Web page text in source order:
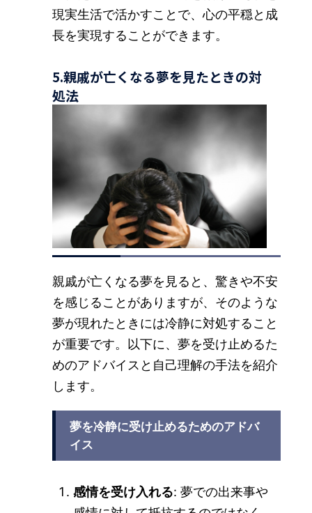
現実生活で活かすことで、心の平穏と成
長を実現することができます。
5.親戚が亡くなる夢を見たときの対
処法
親戚が亡くなる夢を見ると、驚きや不安
を感じることがありますが、そのような
夢が現れたときには冷静に対処すること
が重要です。以下に、夢を受け止めるた
めのアドバイスと自己理解の手法を紹介
します。
夢を冷静に受け止めるためのアドバ
イス
感情を受け入れる: 夢での出来事や